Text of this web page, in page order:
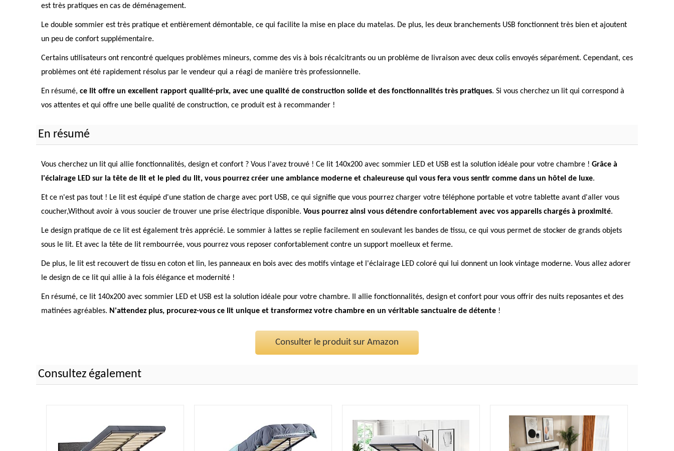
est très pratiques en cas de déménagement.
Le double sommier est très pratique et entièrement démontable, ce qui facilite la mise en place du matelas. De plus, les deux branchements USB fonctionnent très bien et ajoutent
un peu de confort supplémentaire.
Certains utilisateurs ont rencontré quelques problèmes mineurs, comme des vis à bois récalcitrants ou un problème de livraison avec deux colis envoyés séparément. Cependant, ces
problèmes ont été rapidement résolus par le vendeur qui a réagi de manière très professionnelle.
En résumé, ce lit offre un excellent rapport qualité-prix, avec une qualité de construction solide et des fonctionnalités très pratiques. Si vous cherchez un lit qui correspond à
vos attentes et qui offre une belle qualité de construction, ce produit est à recommander !
En résumé
Vous cherchez un lit qui allie fonctionnalités, design et confort ? Vous l'avez trouvé ! Ce lit 140x200 avec sommier LED et USB est la solution idéale pour votre chambre ! Grâce à
l'éclairage LED sur la tête de lit et le pied du lit, vous pourrez créer une ambiance moderne et chaleureuse qui vous fera vous sentir comme dans un hôtel de luxe.
Et ce n'est pas tout ! Le lit est équipé d'une station de charge avec port USB, ce qui signifie que vous pourrez charger votre téléphone portable et votre tablette avant d'aller vous
coucher,Without avoir à vous soucier de trouver une prise électrique disponible. Vous pourrez ainsi vous détendre confortablement avec vos appareils chargés à proximité.
Le design pratique de ce lit est également très apprécié. Le sommier à lattes se replie facilement en soulevant les bandes de tissu, ce qui vous permet de stocker de grands objets
sous le lit. Et avec la tête de lit rembourrée, vous pourrez vous reposer confortablement contre un support moelleux et ferme.
De plus, le lit est recouvert de tissu en coton et lin, les panneaux en bois avec des motifs vintage et l'éclairage LED coloré qui lui donnent un look vintage moderne. Vous allez adorer
le design de ce lit qui allie à la fois élégance et modernité !
En résumé, ce lit 140x200 avec sommier LED et USB est la solution idéale pour votre chambre. Il allie fonctionnalités, design et confort pour vous offrir des nuits reposantes et des
matinées agréables. N'attendez plus, procurez-vous ce lit unique et transformez votre chambre en un véritable sanctuaire de détente !
Consulter le produit sur Amazon
Consultez également